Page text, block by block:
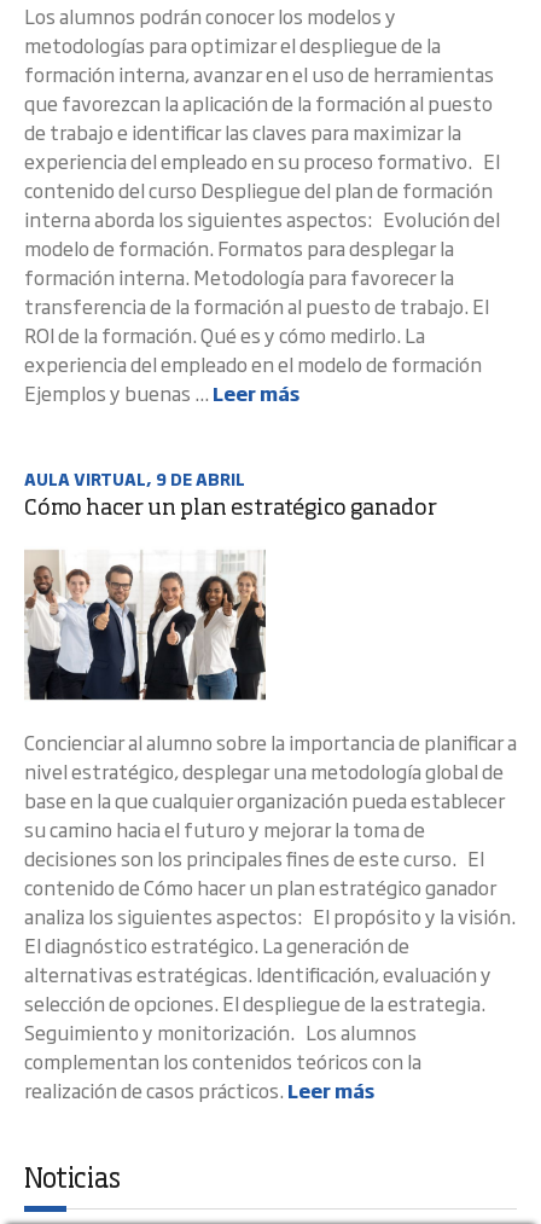
Los alumnos podrán conocer los modelos y
metodologías para optimizar el despliegue de la
formación interna, avanzar en el uso de herramientas
que favorezcan la aplicación de la formación al puesto
de trabajo e identificar las claves para maximizar la
experiencia del empleado en su proceso formativo. El
contenido del curso Despliegue del plan de formación
interna aborda los siguientes aspectos: Evolución del
modelo de formación. Formatos para desplegar la
formación interna. Metodología para favorecer la
transferencia de la formación al puesto de trabajo. El
ROI de la formación. Qué es y cómo medirlo. La
experiencia del empleado en el modelo de formación
Ejemplos y buenas ... Leer más
AULA VIRTUAL, 9 DE ABRIL
Cómo hacer un plan estratégico ganador
Concienciar al alumno sobre la importancia de planificar a
nivel estratégico, desplegar una metodología global de
base en la que cualquier organización pueda establecer
su camino hacia el futuro y mejorar la toma de
decisiones son los principales fines de este curso. El
contenido de Cómo hacer un plan estratégico ganador
analiza los siguientes aspectos: El propósito y la visión.
El diagnóstico estratégico. La generación de
alternativas estratégicas. Identificación, evaluación y
selección de opciones. El despliegue de la estrategia.
Seguimiento y monitorización. Los alumnos
complementan los contenidos teóricos con la
realización de casos prácticos. Leer más
Noticias